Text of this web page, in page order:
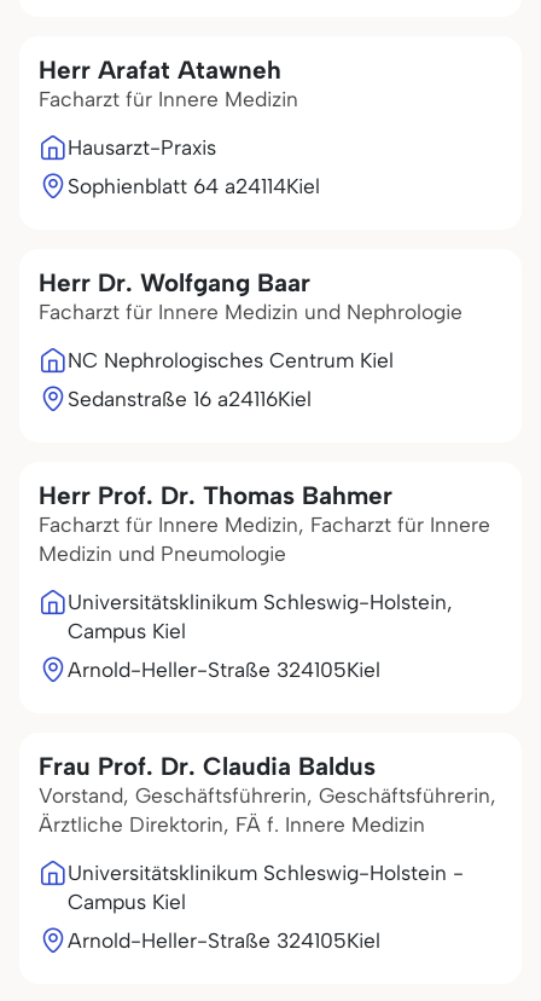
Herr Arafat Atawneh
Facharzt für Innere Medizin
Hausarzt-Praxis
Sophienblatt 64 a24114Kiel
Herr Dr. Wolfgang Baar
Facharzt für Innere Medizin und Nephrologie
NC Nephrologisches Centrum Kiel
Sedanstraße 16 a24116Kiel
Herr Prof. Dr. Thomas Bahmer
Facharzt für Innere Medizin, Facharzt für Innere
Medizin und Pneumologie
Universitätsklinikum Schleswig-Holstein,
Campus Kiel
Arnold-Heller-Straße 324105Kiel
Frau Prof. Dr. Claudia Baldus
Vorstand, Geschäftsführerin, Geschäftsführerin,
Ärztliche Direktorin, FÄ f. Innere Medizin
Universitätsklinikum Schleswig-Holstein -
Campus Kiel
Arnold-Heller-Straße 324105Kiel